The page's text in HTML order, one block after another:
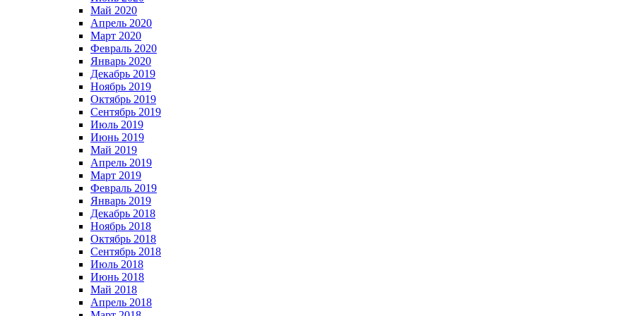
Май 2020
Апрель 2020
Март 2020
Февраль 2020
Январь 2020
Декабрь 2019
Ноябрь 2019
Октябрь 2019
Сентябрь 2019
Июль 2019
Июнь 2019
Май 2019
Апрель 2019
Март 2019
Февраль 2019
Январь 2019
Декабрь 2018
Ноябрь 2018
Октябрь 2018
Сентябрь 2018
Июль 2018
Июнь 2018
Май 2018
Апрель 2018